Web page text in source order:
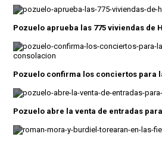
Pozuelo aprueba las 775 viviendas de
Pozuelo confirma los conciertos para
Pozuelo abre la venta de entradas